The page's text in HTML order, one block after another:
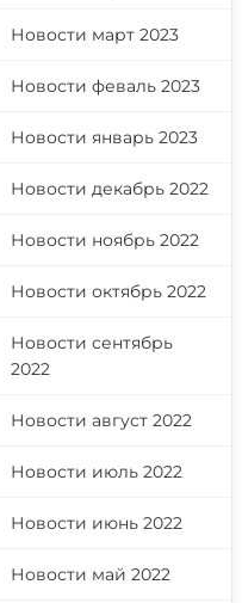
Новости март 2023
Новости феваль 2023
Новости январь 2023
Новости декабрь 2022
Новости ноябрь 2022
Новости октябрь 2022
Новости сентябрь
2022
Новости август 2022
Новости июль 2022
Новости июнь 2022
Новости май 2022